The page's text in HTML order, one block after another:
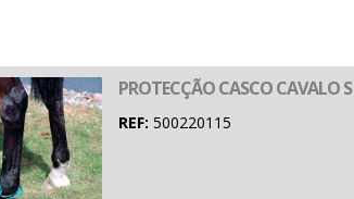
PROTECÇÃO CASCO CAVALO S
REF: 500220115